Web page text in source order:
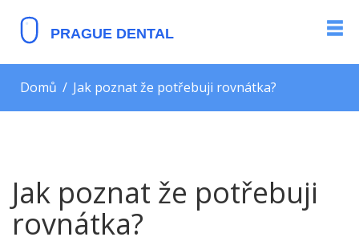
Domů Jak poznat že potřebuji rovnátka?
Jak poznat že potřebuji
rovnátka?